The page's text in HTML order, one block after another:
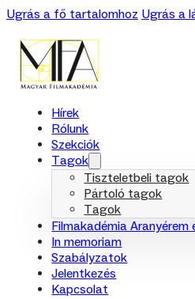
Ugrás a fő tartalomhoz Ugrás a
Hírek
Rólunk
Szekciók
Tagok
Tiszteletbeli tagok
Pártoló tagok
Tagok
Filmakadémia Aranyérem
In memoriam
Szabályzatok
Jelentkezés
Kapcsolat